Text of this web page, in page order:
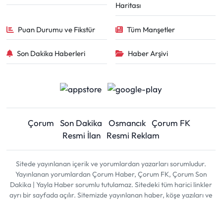
Haritası
Puan Durumu ve Fikstür Tüm Manşetler
Son Dakika Haberleri Haber Arşivi
Çorum Son Dakika Osmancık Çorum FK
Resmi İlan
Resmi Reklam
Sitede yayınlanan içerik ve yorumlardan yazarları sorumludur.
Yayınlanan yorumlardan Çorum Haber, Çorum FK, Çorum Son
Dakika | Yayla Haber sorumlu tutulamaz. Sitedeki tüm harici linkler
ayrı bir sayfada açılır. Sitemizde yayınlanan haber, köşe yazıları ve